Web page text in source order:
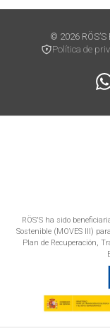
© 2026
Política de
RÖS'S ha sido
Sostenible (MOVES III)
Plan de Recuperación,